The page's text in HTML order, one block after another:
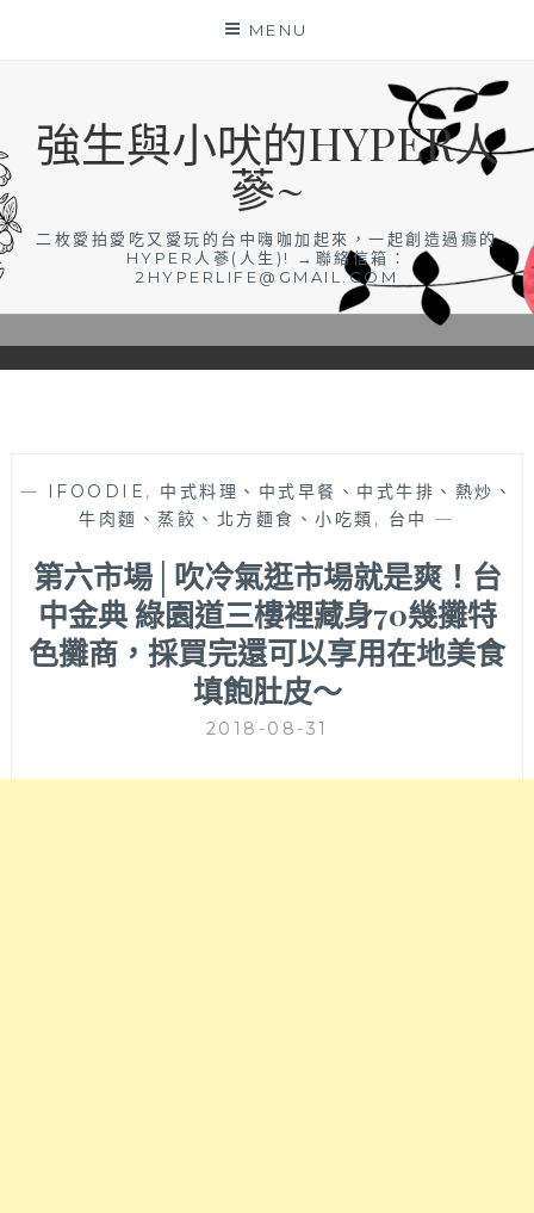
MENU
強生與小吠的HYPER人
蔘~
二枚愛拍愛吃又愛玩的台中嗨咖加起來，一起創造過癮的
HYPER人蔘(人生)! →聯絡信箱：
2HYPERLIFE@GMAIL.COM
— IFOODIE , 中式料理、中式早餐、中式牛排、熱炒、
牛肉麵、蒸餃、北方麵食、小吃類 , 台中 —
第六市場│吹冷氣逛市場就是爽！台
中金典 綠園道三樓裡藏身70幾攤特
色攤商，採買完還可以享用在地美食
填飽肚皮～
2018-08-31